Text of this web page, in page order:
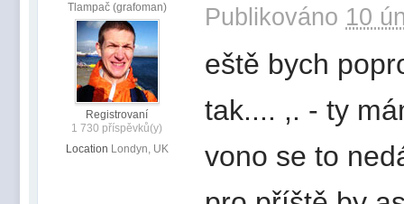
Tlampač (grafoman)
Registrovaní
1 730 příspěvků(y)
Location Londyn, UK
Publikováno 10
eště bych
tak.... ,. - ty
vono se to